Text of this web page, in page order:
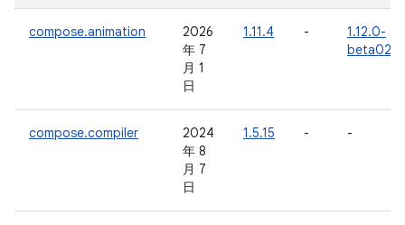
compose.animation
2026
年 7
月 1
日
1.11.4 -
1.12.0-
beta02
compose.compiler
2024
年 8
月 7
日
1.5.15 - -